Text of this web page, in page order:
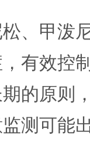
松、甲泼
有效控
的原则
测可能